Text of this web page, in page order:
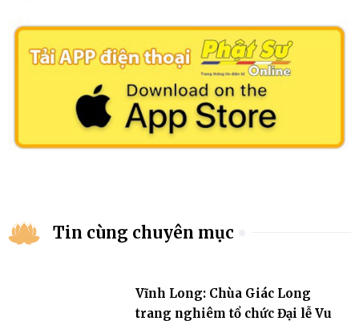
Tin cùng chuyên mục
Vĩnh Long: Chùa Giác Long
trang nghiêm tổ chức Đại lễ Vu